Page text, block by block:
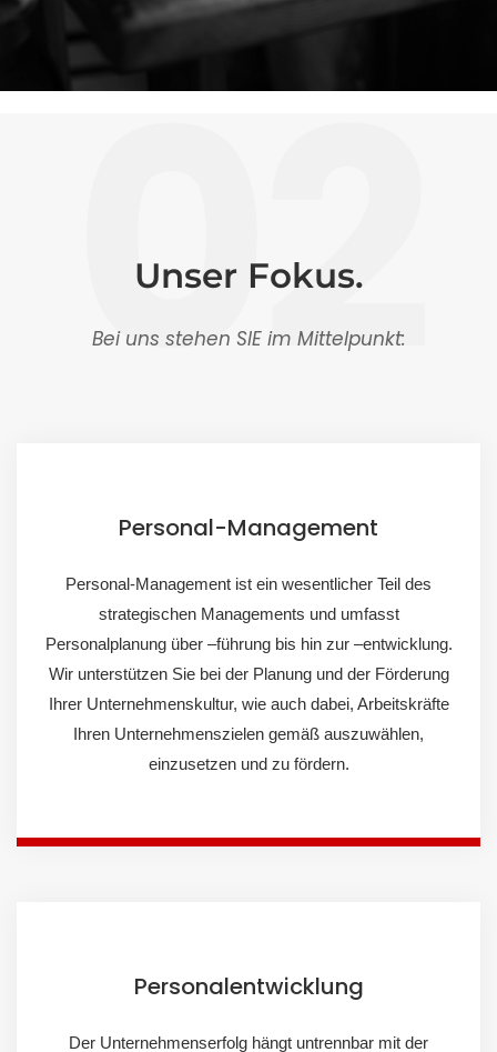
02
Unser Fokus.
Bei uns stehen SIE im Mittelpunkt:
Personal-Management
Personal-Management ist ein wesentlicher Teil des
strategischen Managements und umfasst
Personalplanung über –führung bis hin zur –entwicklung.
Wir unterstützen Sie bei der Planung und der Förderung
Ihrer Unternehmenskultur, wie auch dabei, Arbeitskräfte
Ihren Unternehmenszielen gemäß auszuwählen,
einzusetzen und zu fördern.
Personalentwicklung
Der Unternehmenserfolg hängt untrennbar mit der